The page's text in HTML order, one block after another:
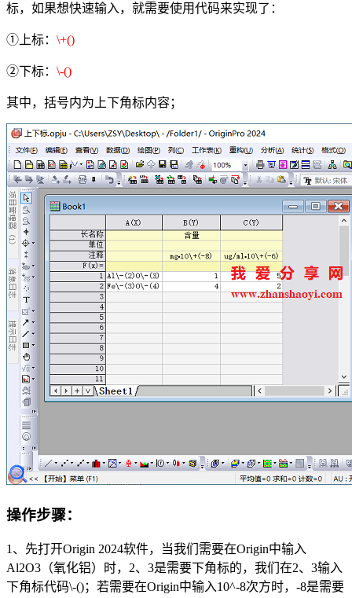
标，如果想快速输入，就需要使用代码来实现了：
①上标： \+()
②下标： \-()
其中，括号内为上下角标内容；
操作步骤：
1、先打开Origin 2024软件，当我们需要在Origin中输入
Al2O3（氧化铝）时，2、3是需要下角标的，我们在2、3输入
下角标代码\-()；若需要在Origin中输入10^-8次方时，-8是需要